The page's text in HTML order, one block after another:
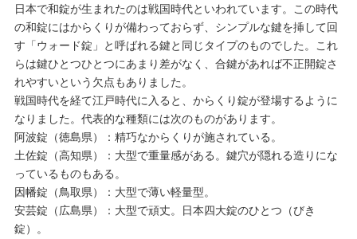
日本で和錠が生まれたのは戦国時代といわれています。この時代
の和錠にはからくりが備わっておらず、シンプルな鍵を挿して回
す「ウォード錠」と呼ばれる鍵と同じタイプのものでした。これ
らは鍵ひとつひとつにあまり差がなく、合鍵があれば不正開錠さ
れやすいという欠点もありました。
戦国時代を経て江戸時代に入ると、からくり錠が登場するように
なりました。代表的な種類には次のものがあります。
阿波錠（徳島県）：精巧なからくりが施されている。
土佐錠（高知県）：大型で重量感がある。鍵穴が隠れる造りにな
っているものもある。
因幡錠（鳥取県）：大型で薄い軽量型。
安芸錠（広島県）：大型で頑丈。日本四大錠のひとつ（びき
錠）。